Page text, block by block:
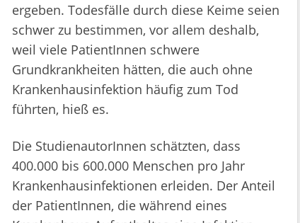
ergeben. Todesfälle durch diese Keime seien
schwer zu bestimmen, vor allem deshalb,
weil viele PatientInnen schwere
Grundkrankheiten hätten, die auch ohne
Krankenhausinfektion häufig zum Tod
führten, hieß es.
Die StudienautorInnen schätzten, dass
400.000 bis 600.000 Menschen pro Jahr
Krankenhausinfektionen erleiden. Der Anteil
der PatientInnen, die während eines